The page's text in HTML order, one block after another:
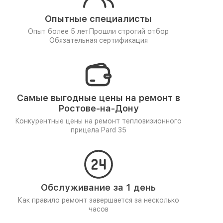
Опытные специалисты
Опыт более 5 лет Прошли строгий отбор
Обязательная сертификация
Самые выгодные цены на ремонт в
Ростове-на-Дону
Конкурентные цены на ремонт тепловизионного
прицела Pard 35
Обслуживание за 1 день
Как правило ремонт завершается за несколько
часов